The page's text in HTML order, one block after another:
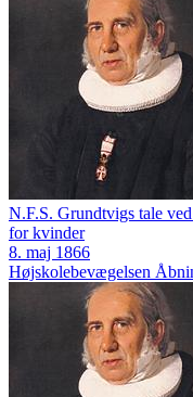
N.F.S. Grundtvigs tale
for kvinder
8. maj 1866
Højskolebevægelsen